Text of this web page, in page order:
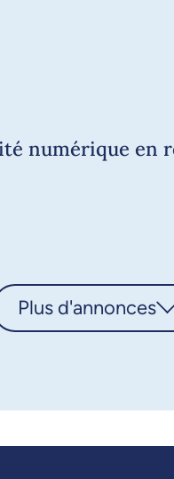
numérique en
Plus d'annonces